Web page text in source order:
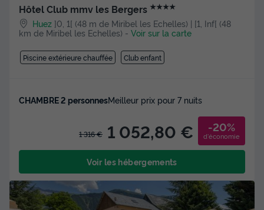
Hôtel Club mmv les Bergers ★★★★
Huez ]0, 1[ (48 m de Miribel les Echelles) | [1, Inf[ (48
km de Miribel les Echelles) - Voir sur la carte
Piscine extérieure chauffée Club enfant
CHAMBRE 2 personnesMeilleur prix pour 7 nuits
1 316 € 1 052,80 € -20%
d'économie
Voir les hébergements